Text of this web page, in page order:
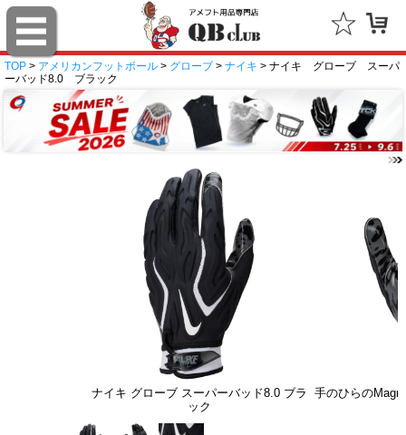
TOP > アメリカンフットボール > グローブ > ナイキ > ナイキ グローブ スーパ
ーバッド8.0 ブラック
ナイキ グローブ スーパーバッド8.0 ブラ
ック
手のひらの